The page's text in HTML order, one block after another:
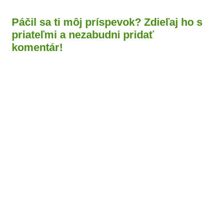
Páčil sa ti môj príspevok? Zdieľaj ho s
priateľmi a nezabudni pridať
komentár!